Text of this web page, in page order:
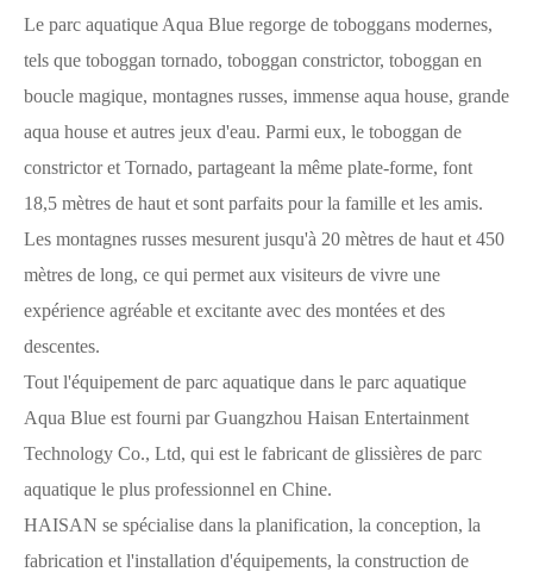
Le parc aquatique Aqua Blue regorge de toboggans modernes,
tels que toboggan tornado, toboggan constrictor, toboggan en
boucle magique, montagnes russes, immense aqua house, grande
aqua house et autres jeux d'eau. Parmi eux, le toboggan de
constrictor et Tornado, partageant la même plate-forme, font
18,5 mètres de haut et sont parfaits pour la famille et les amis.
Les montagnes russes mesurent jusqu'à 20 mètres de haut et 450
mètres de long, ce qui permet aux visiteurs de vivre une
expérience agréable et excitante avec des montées et des
descentes.
Tout l'équipement de parc aquatique dans le parc aquatique
Aqua Blue est fourni par Guangzhou Haisan Entertainment
Technology Co., Ltd, qui est le fabricant de glissières de parc
aquatique le plus professionnel en Chine.
HAISAN se spécialise dans la planification, la conception, la
fabrication et l'installation d'équipements, la construction de